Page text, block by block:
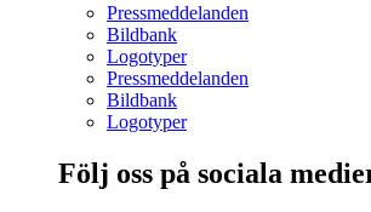
Pressmeddelanden
Bildbank
Logotyper
Pressmeddelanden
Bildbank
Logotyper
Följ oss på sociala